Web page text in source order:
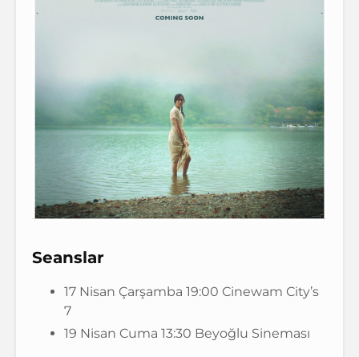
Seanslar
17 Nisan Çarşamba 19:00 Cinewam City’s
7
19 Nisan Cuma 13:30 Beyoğlu Sineması